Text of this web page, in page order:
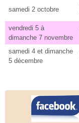
samedi 2 octobre
vendredi 5 à
dimanche 7 novembre
samedi 4 et dimanche
5 décembre